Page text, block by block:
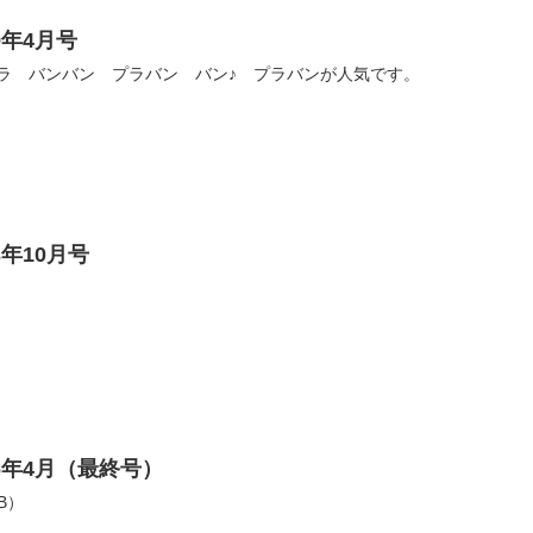
4月号
バンバン プラバン バン♪ プラバンが人気です。
10月号
4月（最終号）